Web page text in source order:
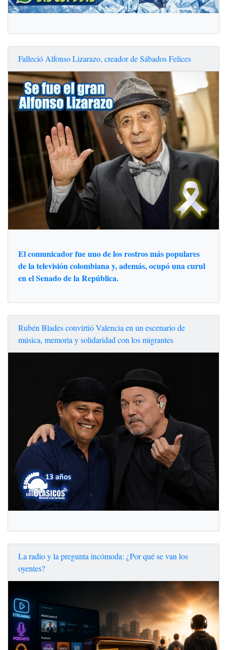
Falleció Alfonso Lizarazo, creador de Sábados Felices
El comunicador fue uno de los rostros más populares
de la televisión colombiana y, además, ocupó una curul
en el Senado de la República.
Rubén Blades convirtió Valencia en un escenario de
música, memoria y solidaridad con los migrantes
La radio y la pregunta incómoda: ¿Por qué se van los
oyentes?